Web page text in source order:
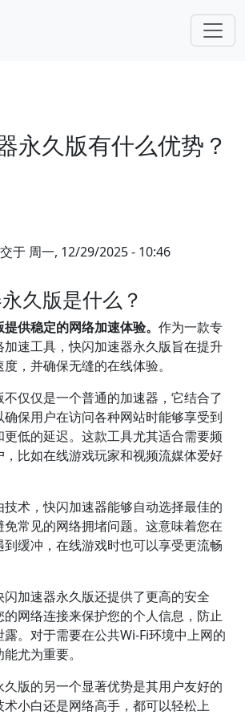
永久版有什么优势？
于 周一, 12/29/2025 - 10:46
久版是什么？
供稳定的网络加速体验。 作为一款专
加速工具，快闪加速器永久版旨在提升
，并确保无缝的在线体验。
仅仅是一个普通的加速器，它结合了
保用户在访问各种网站时能够享受到
低的延迟。这款工具尤其适合需要频
比如在线游戏玩家和视频流媒体爱好
术，快闪加速器能够自动选择最佳的
常见的网络拥堵问题。这意味着您在
缓冲，在线游戏时也可以享受更流畅
加速器永久版还提供了更高的安全
网络连接来保护您的个人信息，防止
。对于需要在公共Wi-Fi环境中上网的
尤为重要。
版的另一个显著优势是其用户友好的
小白还是网络高手，都可以轻松上